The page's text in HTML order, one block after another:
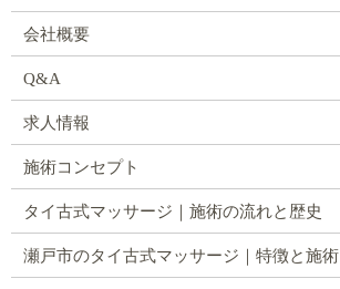
会社概要
Q&A
求人情報
施術コンセプト
タイ古式マッサージ｜施術の流れと歴史
瀬戸市のタイ古式マッサージ｜特徴と施術